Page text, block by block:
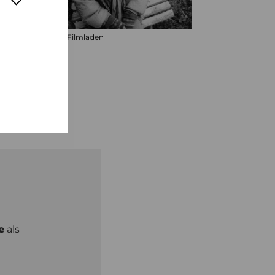
© Filmladen
als